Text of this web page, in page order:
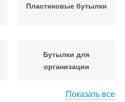
Пластиковые бутылки
Бутылки для
организации
Показать все